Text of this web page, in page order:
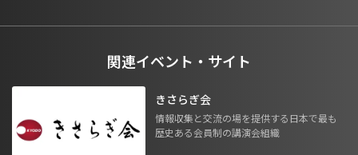
関連イベント・サイト
きさらぎ会
情報収集と交流の場を提供する日本で最も
歴史ある会員制の講演会組織